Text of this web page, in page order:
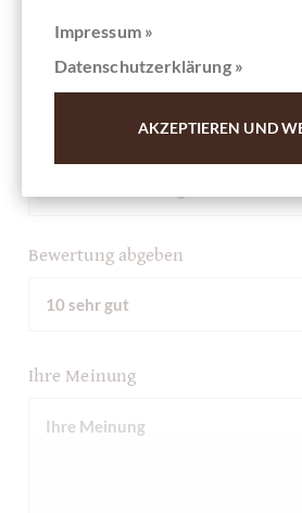
anderen Kunden. Vielen Dank für
Ihre Meinung
Zusammenfassung
Bewertung abgeben
Ihre Meinung
Impressum »
Datenschutzerklärung »
AKZEPTIEREN UND